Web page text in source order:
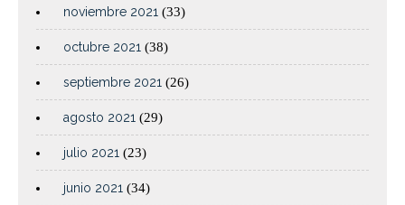
noviembre 2021 (33)
octubre 2021 (38)
septiembre 2021 (26)
agosto 2021 (29)
julio 2021 (23)
junio 2021 (34)